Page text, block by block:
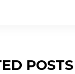
POSTS